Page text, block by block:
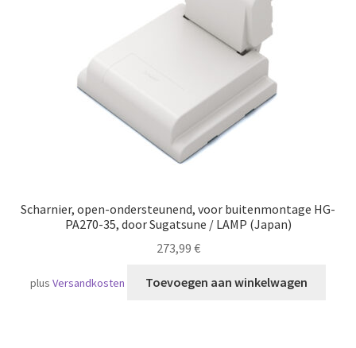
Scharnier, open-ondersteunend, voor buitenmontage HG-
PA270-35, door Sugatsune / LAMP (Japan)
273,99 €
plusVersandkosten Toevoegen aan winkelwagen